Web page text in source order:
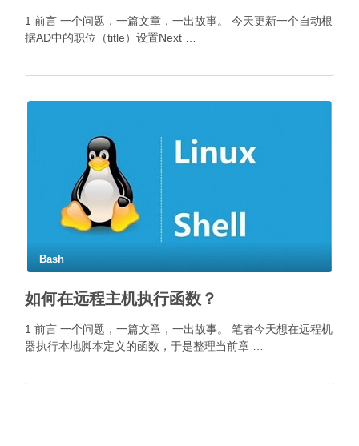
1 前言 一个问题，一篇文章，一出故事。 今天更新一个自动根
据AD中的职位（title）设置Next …
Bash
如何在远程主机执行函数？
1 前言 一个问题，一篇文章，一出故事。 笔者今天想在远程机
器执行本地脚本定义的函数，于是整理当前章 …